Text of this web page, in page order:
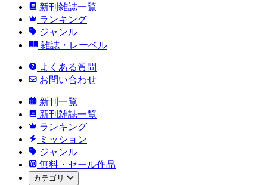
新刊雑誌一覧
ランキング
ジャンル
雑誌・レーベル
よくある質問
お問い合わせ
新刊一覧
新刊雑誌一覧
ランキング
ミッション
ジャンル
無料・セール作品
カテゴリ